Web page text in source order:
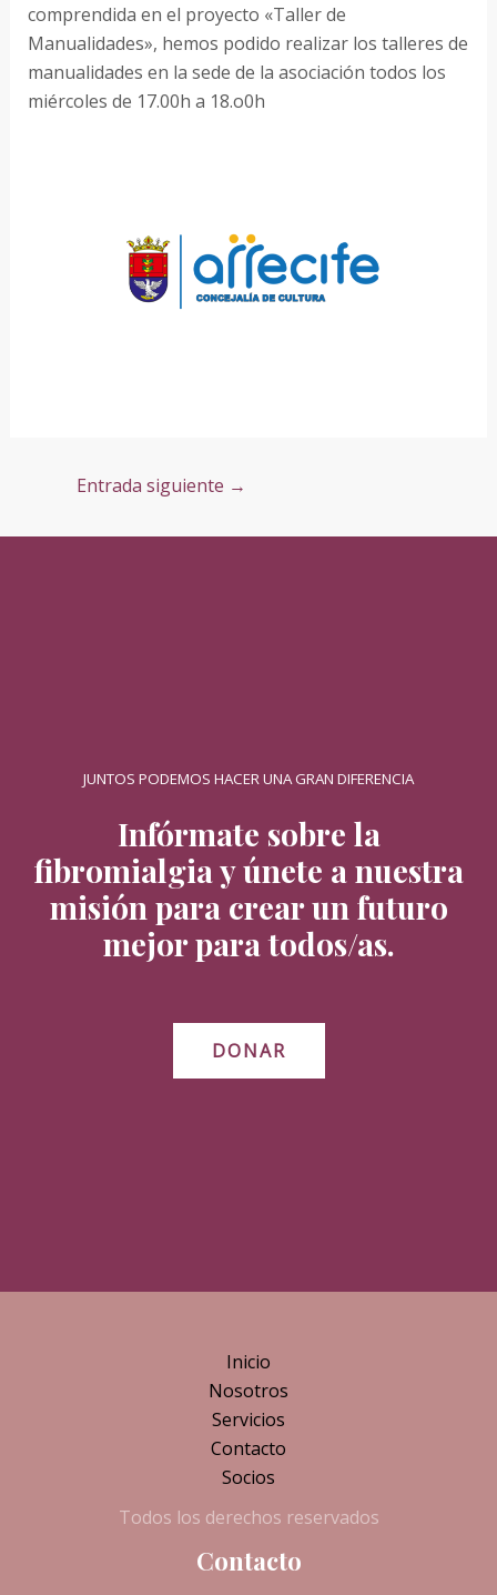
comprendida en el proyecto «Taller de
Manualidades», hemos podido realizar los talleres de
manualidades en la sede de la asociación todos los
miércoles de 17.00h a 18.o0h
Entrada siguiente →
JUNTOS PODEMOS HACER UNA GRAN DIFERENCIA
Infórmate sobre la
fibromialgia y únete a nuestra
misión para crear un futuro
mejor para todos/as.
DONAR
Inicio
Nosotros
Servicios
Contacto
Socios
Todos los derechos reservados
Contacto